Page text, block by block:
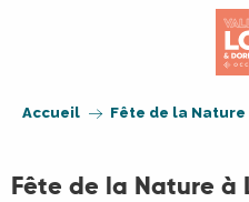
Accueil Fête de la Nature
Fête de la Nature à